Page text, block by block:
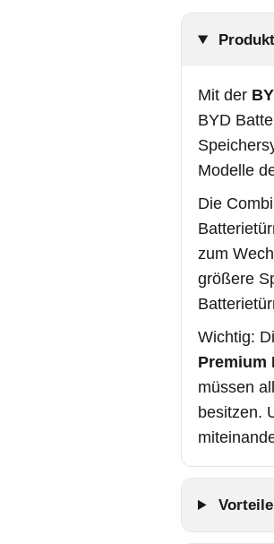
Mit der
BYD
Modelle
Die
zum
größere
Wichtig:
Premium
müssen
besitzen.